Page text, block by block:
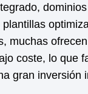
dominios
muchas
coste, lo que
gran inversión